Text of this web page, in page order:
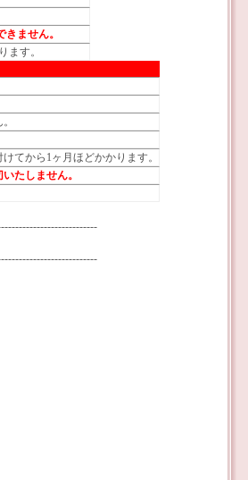
ません。
ます。
てから1ヶ月ほどかかります。
たしません。